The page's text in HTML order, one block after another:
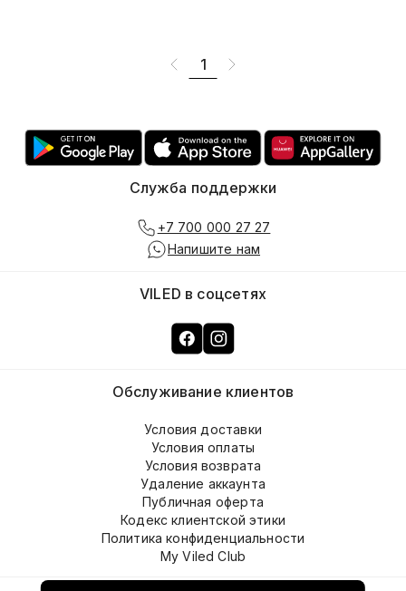
1
Обслуживание клиентов
Условия доставки
Условия оплаты
Условия возврата
Удаление аккаунта
Публичная оферта
Кодекс клиентской этики
Политика конфиденциальности
My Viled Club
VILED в соцсетях
Служба поддержки
+7 700 000 27 27
Напишите нам